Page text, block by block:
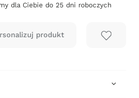
dla Ciebie do 25 dni roboczych